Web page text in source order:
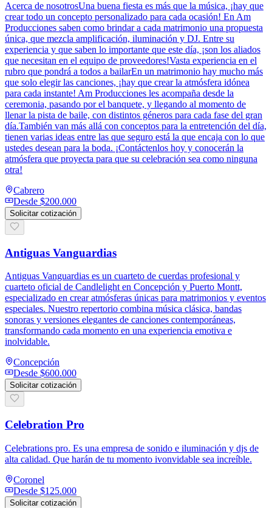
Acerca de nosotrosUna buena fiesta es más que la música, ¡hay que
crear todo un concepto personalizado para cada ocasión! En Am
Producciones saben como brindar a cada matrimonio una propuesta
única, que mezcla amplificación, iluminación y DJ. Entre su
experiencia y que saben lo importante que este día, ¡son los aliados
que necesitan en el equipo de proveedores!Vasta experiencia en el
rubro que pondrá a todos a bailarEn un matrimonio hay mucho más
que solo elegir las canciones, ¡hay que crear la atmósfera idónea
para cada instante! Am Producciones les acompaña desde la
ceremonia, pasando por el banquete, y llegando al momento de
llenar la pista de baile, con distintos géneros para cada fase del gran
día.También van más allá con conceptos para la entretención del día,
tienen varias ideas entre las que seguro está la que encaja con lo que
ustedes desean para la boda. ¡Contáctenlos hoy y conocerán la
atmósfera que proyecta para que su celebración sea como ninguna
otra!
Cabrero
Desde $200.000
Solicitar cotización
Antiguas Vanguardias
Antiguas Vanguardias es un cuarteto de cuerdas profesional y
cuarteto oficial de Candlelight en Concepción y Puerto Montt,
especializado en crear atmósferas únicas para matrimonios y eventos
especiales. Nuestro repertorio combina música clásica, bandas
sonoras y versiones elegantes de canciones contemporáneas,
transformando cada momento en una experiencia emotiva e
inolvidable.
Concepción
Desde $600.000
Solicitar cotización
Celebration Pro
Celebrations pro. Es una empresa de sonido e iluminación y djs de
alta calidad. Que harán de tu momento ivonvidable sea increíble.
Coronel
Desde $125.000
Solicitar cotización